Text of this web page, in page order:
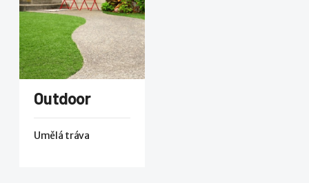
Outdoor
Umělá tráva